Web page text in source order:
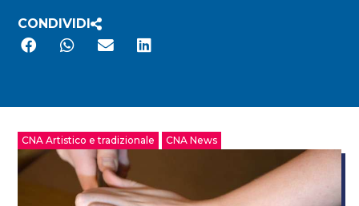
CONDIVIDI
CNA Artistico e tradizionale CNA News